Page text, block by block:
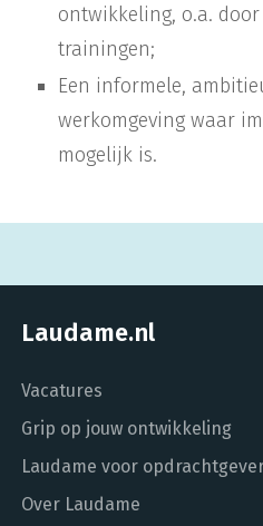
ontwikkeling, o.a.
trainingen;
Een informele,
werkomgeving waar
mogelijk is.
Laudame.nl
Vacatures
Grip op jouw ontwikkeling
Laudame voor
Over Laudame